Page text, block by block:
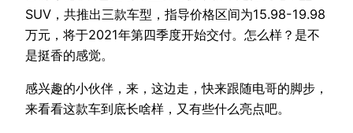
SUV，共推出三款车型，指导价格区间为15.98-19.98
万元，将于2021年第四季度开始交付。怎么样？是不
是挺香的感觉。
感兴趣的小伙伴，来，这边走，快来跟随电哥的脚步，
来看看这款车到底长啥样，又有些什么亮点吧。